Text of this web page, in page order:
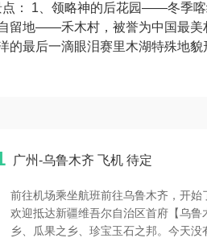
： 1、领略神的后花园——冬季喀
留地——禾木村，被誉为中国最美
的最后一滴眼泪赛里木湖特殊地
广州-乌鲁木齐 飞机 待定
前往机场乘坐航班前往乌鲁木齐，开始
欢迎抵达新疆维吾尔自治区首府【乌
乡、瓜果之乡、珍宝玉石之邦。今天没